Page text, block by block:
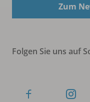
Zum
Folgen Sie uns auf